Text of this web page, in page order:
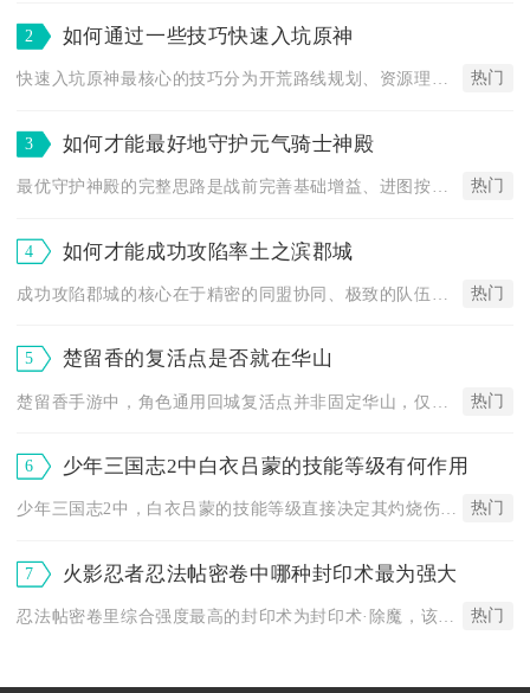
2 如何通过一些技巧快速入坑原神
快速入坑原神最核心的技巧分为开荒路线规划、资源理性分配、阵容... 热门
3 如何才能最好地守护元气骑士神殿
热门
4 如何才能成功攻陷率土之滨郡城
热门
5 楚留香的复活点是否就在华山
热门
6 少年三国志2中白衣吕蒙的技能等级有何作用
少年三国志2中，白衣吕蒙的技能等级直接决定其灼烧伤害、收割效... 热门
7 火影忍者忍法帖密卷中哪种封印术最为强大
热门